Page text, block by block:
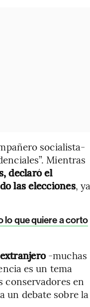
socialista-
Mientras
declaró el
las elecciones, ya
lo que quiere a corto
-muchas
es un tema
conservadores en
un debate sobre la